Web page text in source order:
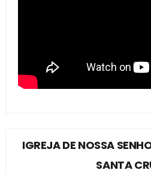
IGREJA DE NOSSA
SANTA